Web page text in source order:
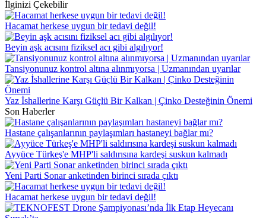
İlginizi Çekebilir
Hacamat herkese uygun bir tedavi değil!
Beyin aşk acısını fiziksel acı gibi algılıyor!
Tansiyonunuz kontrol altına alınmıyorsa | Uzmanından uyarılar
Yaz İshallerine Karşı Güçlü Bir Kalkan | Çinko Desteğinin Önemi
Son Haberler
Hastane çalışanlarının paylaşımları hastaneyi bağlar mı?
Ayyüce Türkeş'e MHP'li saldırısına kardeşi suskun kalmadı
Yeni Parti Sonar anketinden birinci sırada çıktı
Hacamat herkese uygun bir tedavi değil!